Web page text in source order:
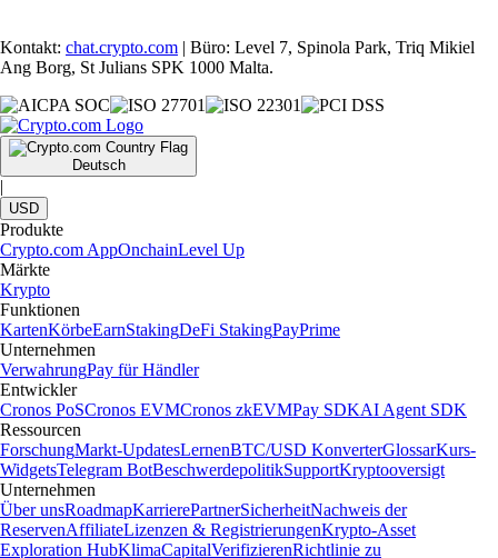
Kontakt: chat.crypto.com | Büro: Level 7, Spinola Park, Triq Mikiel
Ang Borg, St Julians SPK 1000 Malta.
Deutsch
|
USD
Produkte
Crypto.com AppOnchainLevel Up
Märkte
Krypto
Funktionen
KartenKörbeEarnStakingDeFi StakingPayPrime
Unternehmen
VerwahrungPay für Händler
Entwickler
Cronos PoSCronos EVMCronos zkEVMPay SDKAI Agent SDK
Ressourcen
ForschungMarkt-UpdatesLernenBTC/USD KonverterGlossarKurs-
WidgetsTelegram BotBeschwerdepolitikSupportKryptooversigt
Unternehmen
Über unsRoadmapKarrierePartnerSicherheitNachweis der
ReservenAffiliateLizenzen & RegistrierungenKrypto-Asset
Exploration HubKlimaCapitalVerifizierenRichtlinie zu